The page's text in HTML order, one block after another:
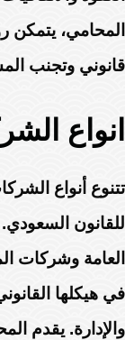
المحامي،
قانوني وتجنب
انواع
تتنوع أنواع
للقانون
العامة وشركات
في هيكلها
والإدارة. يقدم